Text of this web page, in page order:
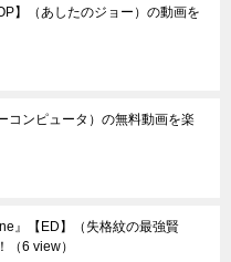
】（あしたのジョー）の動画を
コンピュータ）の無料動画を楽
』【ED】（失格紋の最強賢
（6 view）